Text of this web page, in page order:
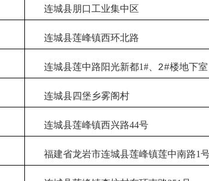
连城县朋口工业集中区
连城县莲峰镇西环北路
连城县莲中路阳光新都1#、 2#楼地下室
连城县四堡乡雾阁村
连城县莲峰镇西兴路44号
福建省龙岩市连城县莲峰镇莲中南路1